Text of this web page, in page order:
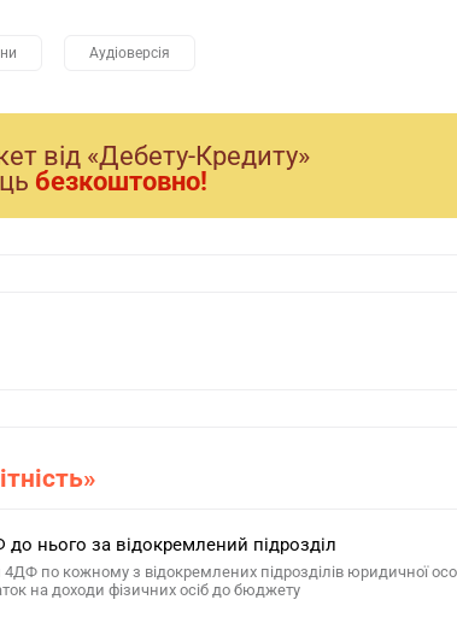
Аудіоверсія
вiд «Дебету-Кредиту»
безкоштовно!
нього за відокремлений підрозділ
по кожному з відокремлених підрозділів юридичної
на доходи фізичних осіб до бюджету